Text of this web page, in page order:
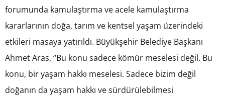
forumunda kamulaştırma ve acele kamulaştırma
kararlarının doğa, tarım ve kentsel yaşam üzerindeki
etkileri masaya yatırıldı. Büyükşehir Belediye Başkanı
Ahmet Aras, “Bu konu sadece kömür meselesi değil. Bu
konu, bir yaşam hakkı meselesi. Sadece bizim değil
doğanın da yaşam hakkı ve sürdürülebilmesi